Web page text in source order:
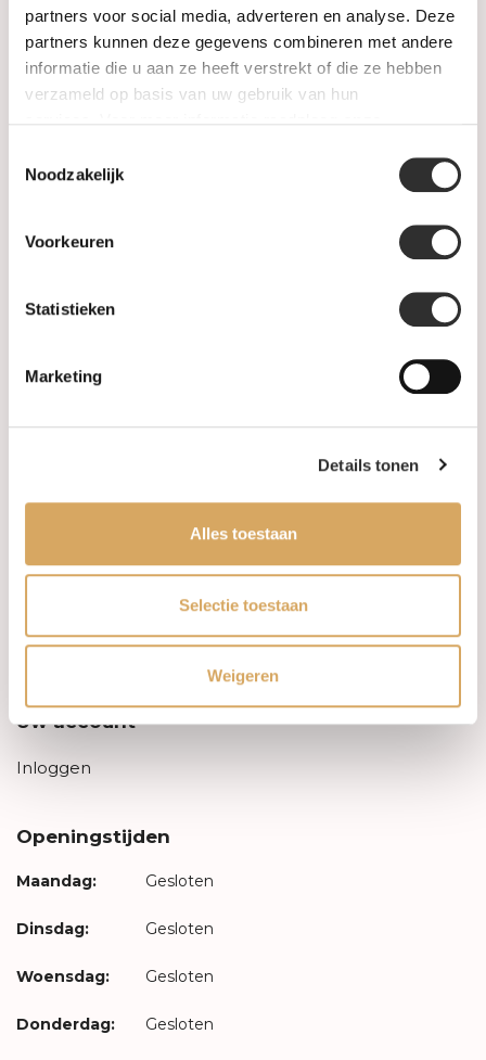
partners voor social media, adverteren en analyse. Deze
partners kunnen deze gegevens combineren met andere
informatie die u aan ze heeft verstrekt of die ze hebben
verzameld op basis van uw gebruik van hun
Noodzakelijk
Voorkeuren
Statistieken
Marketing
Details tonen
Alles toestaan
Selectie toestaan
Weigeren
Trouwringen
PRE-OWNED
Informatie
Leveringsvoorwaarden
Privacy Policy
Uw account
Inloggen
Openingstijden
Maandag: Gesloten
Dinsdag: Gesloten
Woensdag: Gesloten
Donderdag: Gesloten